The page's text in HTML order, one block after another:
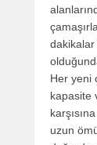
dakikalar
Her yeni
kapasite
uzun